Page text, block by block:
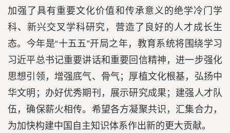
加强了具有重要文化价值和传承意义的绝学冷门学
科、新兴交叉学科研究，营造了良好的人才成长生
态。今年是“十五五”开局之年，教育系统将围绕学习
习近平总书记重要讲话和重要回信精神，进一步强化
思想引领，增强底气、骨气；厚植文化根基，弘扬中
华文明；办好优秀期刊，展示研究成果；建强人才队
伍，确保薪火相传。希望各方凝聚共识，汇集合力，
为加快构建中国自主知识体系作出新的更大贡献。